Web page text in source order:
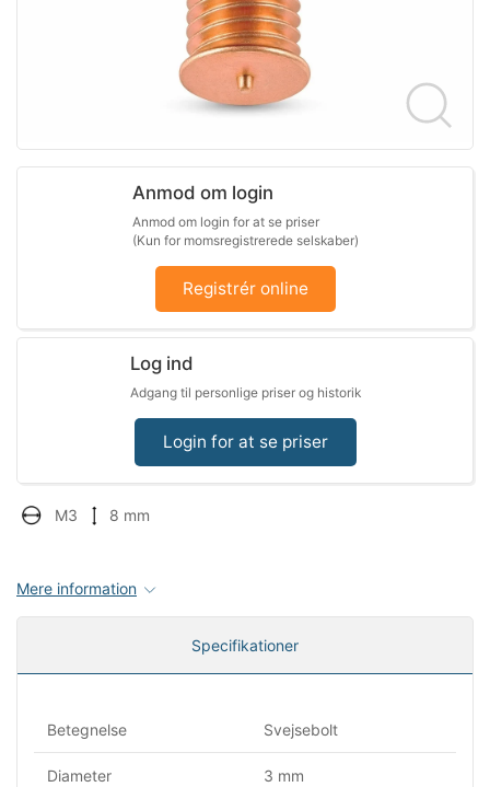
Anmod om login
Anmod om login for at se priser
(Kun for momsregistrerede selskaber)
Registrér online
Log ind
Adgang til personlige priser og historik
Login for at se priser
M3 8 mm
Mere information
Specifikationer
Betegnelse Svejsebolt
Diameter 3 mm